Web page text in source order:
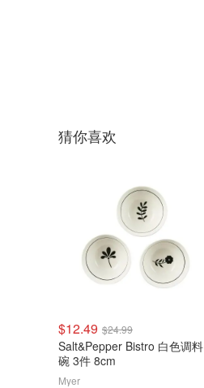
猜你喜欢
$12.49 $24.99
Salt&Pepper Bistro 白色调料
碗 3件 8cm
Myer